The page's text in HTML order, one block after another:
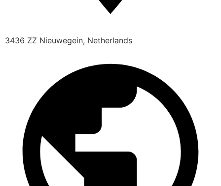
3436 ZZ Nieuwegein, Netherlands